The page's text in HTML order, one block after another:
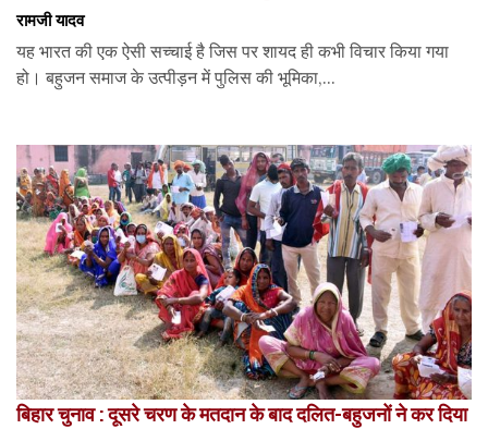
रामजी यादव
यह भारत की एक ऐसी सच्चाई है जिस पर शायद ही कभी विचार किया गया
हो। बहुजन समाज के उत्पीड़न में पुलिस की भूमिका,...
बिहार चुनाव : दूसरे चरण के मतदान के बाद दलित-बहुजनों ने कर दिया